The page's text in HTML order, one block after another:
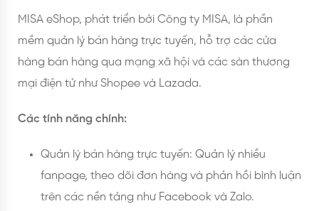
MISA eShop, phát triển bởi Công ty MISA, là phần
mềm quản lý bán hàng trực tuyến, hỗ trợ các cửa
hàng bán hàng qua mạng xã hội và các sàn thương
mại điện tử như Shopee và Lazada.
Các tính năng chính:
Quản lý bán hàng trực tuyến: Quản lý nhiều
fanpage, theo dõi đơn hàng và phản hồi bình luận
trên các nền tảng như Facebook và Zalo.